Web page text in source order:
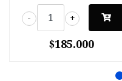
+
-
$185.000